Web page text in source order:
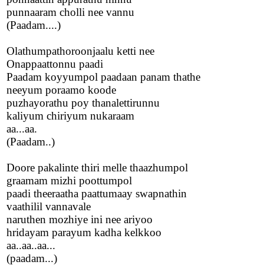
punnaaram cholli nee vannu
(Paadam....)
Olathumpathoroonjaalu ketti nee
Onappaattonnu paadi
Paadam koyyumpol paadaan panam thathe
neeyum poraamo koode
puzhayorathu poy thanalettirunnu
kaliyum chiriyum nukaraam
aa...aa.
(Paadam..)
Doore pakalinte thiri melle thaazhumpol
graamam mizhi poottumpol
paadi theeraatha paattumaay swapnathin
vaathilil vannavale
naruthen mozhiye ini nee ariyoo
hridayam parayum kadha kelkkoo
aa..aa..aa...
(paadam...)